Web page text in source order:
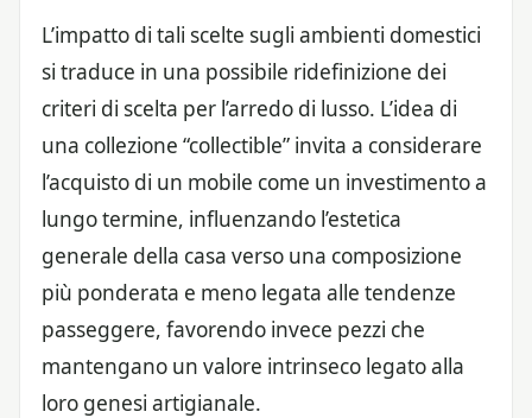
L’impatto di tali scelte sugli ambienti domestici
si traduce in una possibile ridefinizione dei
criteri di scelta per l’arredo di lusso. L’idea di
una collezione “collectible” invita a considerare
l’acquisto di un mobile come un investimento a
lungo termine, influenzando l’estetica
generale della casa verso una composizione
più ponderata e meno legata alle tendenze
passeggere, favorendo invece pezzi che
mantengano un valore intrinseco legato alla
loro genesi artigianale.